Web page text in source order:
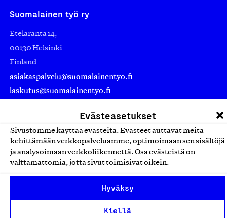
Evästeasetukset
Sivustomme käyttää evästeitä. Evästeet auttavat meitä
kehittämään verkkopalveluamme, optimoimaan sen sisältöjä
ja analysoimaan verkkoliikennettä. Osa evästeistä on
välttämättömiä, jotta sivut toimisivat oikein.
Hyväksy
Kiellä
Suomalainen työ ry
Eteläranta 14,
00130 Helsinki
Finland
asiakaspalvelu@suomalainentyo.fi
laskutus@suomalainentyo.fi
Avainlippu
Design From Finland